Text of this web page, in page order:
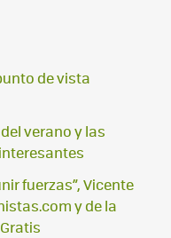
de vista
verano y las
fuerzas”, Vicente
y de la